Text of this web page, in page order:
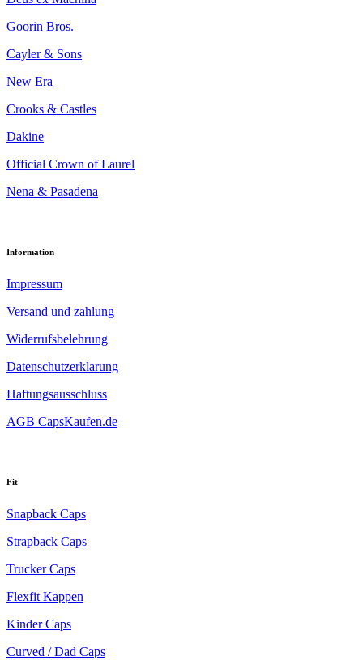
Goorin Bros.
Cayler & Sons
New Era
Crooks & Castles
Dakine
Official Crown of Laurel
Nena & Pasadena
Information
Impressum
Versand und zahlung
Widerrufsbelehrung
Datenschutzerklarung
Haftungsausschluss
AGB CapsKaufen.de
Fit
Snapback Caps
Strapback Caps
Trucker Caps
Flexfit Kappen
Kinder Caps
Curved / Dad Caps